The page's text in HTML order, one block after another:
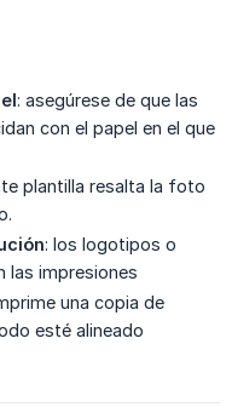
: asegúrese de que las
con el papel en el que
plantilla resalta la foto
: los logotipos o
las impresiones
una copia de
esté alineado